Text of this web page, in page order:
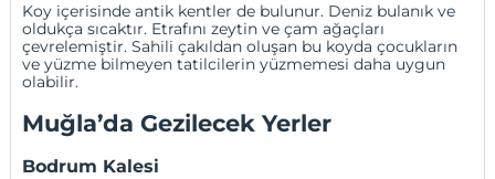
Koy içerisinde antik kentler de bulunur. Deniz bulanık ve
oldukça sıcaktır. Etrafını zeytin ve çam ağaçları
çevrelemiştir. Sahili çakıldan oluşan bu koyda çocukların
ve yüzme bilmeyen tatilcilerin yüzmemesi daha uygun
olabilir.
Muğla’da Gezilecek Yerler
Bodrum Kalesi